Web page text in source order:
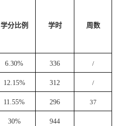
学分比例 学时 周数
6.30% 336 /
12.15% 312 /
11.55% 296 37
30% 944